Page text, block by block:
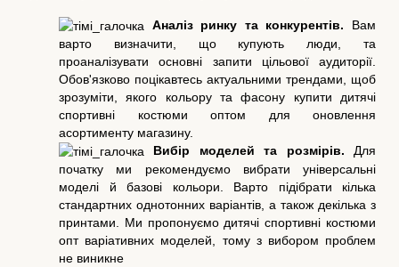
Аналіз ринку та конкурентів. Вам
варто визначити, що купують люди, та
проаналізувати основні запити цільової аудиторії.
Обов'язково поцікавтесь актуальними трендами, щоб
зрозуміти, якого кольору та фасону купити дитячі
спортивні костюми оптом для оновлення
асортименту магазину.
Вибір моделей та розмірів. Для
початку ми рекомендуємо вибрати універсальні
моделі й базові кольори. Варто підібрати кілька
стандартних однотонних варіантів, а також декілька з
принтами. Ми пропонуємо дитячі спортивні костюми
опт варіативних моделей, тому з вибором проблем
не виникне